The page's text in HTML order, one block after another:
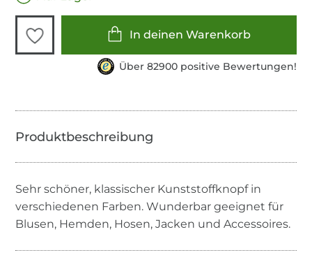
In deinen Warenkorb
Über 82900 positive Bewertungen!
Sehr schöner, klassischer Kunststoffknopf in
verschiedenen Farben. Wunderbar geeignet für
Blusen, Hemden, Hosen, Jacken und Accessoires.